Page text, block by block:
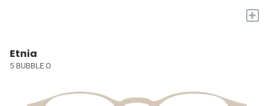
+
Etnia
5 BUBBLE O